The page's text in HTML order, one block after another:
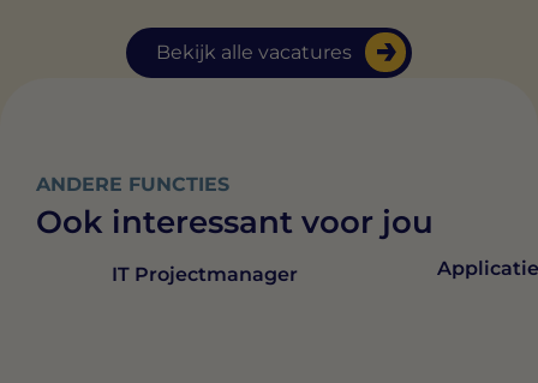
Bekijk alle vacatures
ANDERE FUNCTIES
Ook interessant voor jou
IT Projectmanager